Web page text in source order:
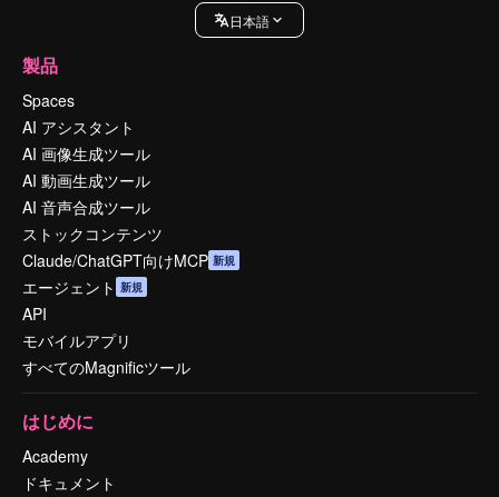
日本語
製品
Spaces
AI アシスタント
AI 画像生成ツール
AI 動画生成ツール
AI 音声合成ツール
ストックコンテンツ
Claude/ChatGPT向けMCP 新規
エージェント 新規
API
モバイルアプリ
すべてのMagnificツール
はじめに
Academy
ドキュメント